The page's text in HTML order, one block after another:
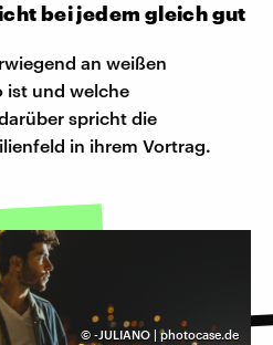
bei jedem gleich gut
an weißen
ist und welche
spricht die
in ihrem Vortrag.
© -JULIANO | photocase.de